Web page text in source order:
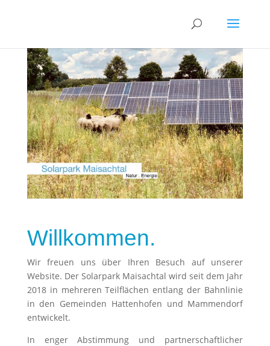
Willkommen.
Wir freuen uns über Ihren Besuch auf unserer
Website. Der Solarpark Maisachtal wird seit dem Jahr
2018 in mehreren Teilflächen entlang der Bahnlinie
in den Gemeinden Hattenhofen und Mammendorf
entwickelt.
In enger Abstimmung und partnerschaftlicher